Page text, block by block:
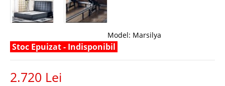
Model: Marsilya
Stoc Epuizat - Indisponibil
2.720 Lei